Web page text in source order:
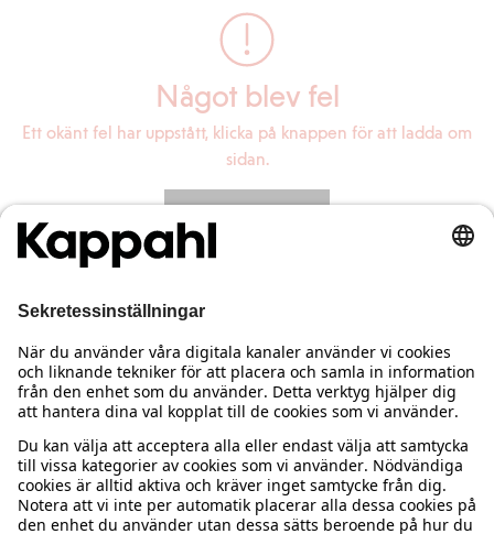
Något blev fel
Ett okänt fel har uppstått, klicka på knappen för att ladda om
sidan.